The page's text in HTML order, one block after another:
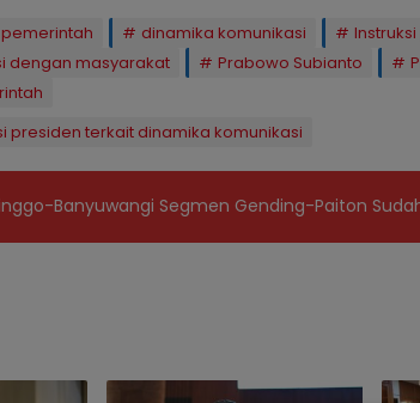
dinamika komunikasi
dengan masyarakat
Prabowo Subianto
presiden terkait dinamika komunikasi
Banyuwangi Segmen Gending-Paiton